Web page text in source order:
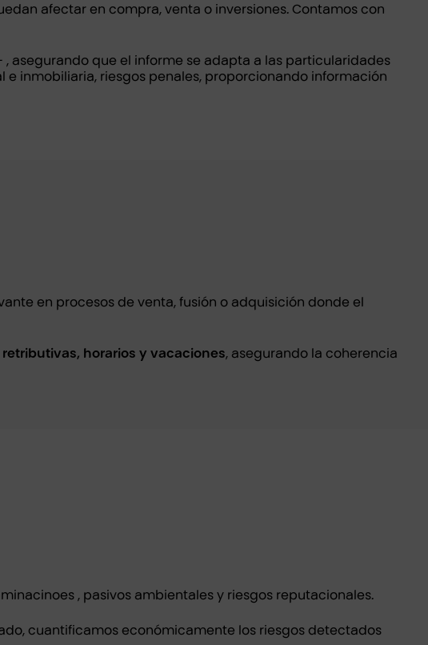
afectar en compra, venta o inversiones. Contamos con
asegurando que el informe se adapta a las particularidades
inmobiliaria, riesgos penales, proporcionando información
en procesos de venta, fusión o adquisición donde el
horarios y vacaciones, asegurando la coherencia
, pasivos ambientales y riesgos reputacionales.
cuantificamos económicamente los riesgos detectados